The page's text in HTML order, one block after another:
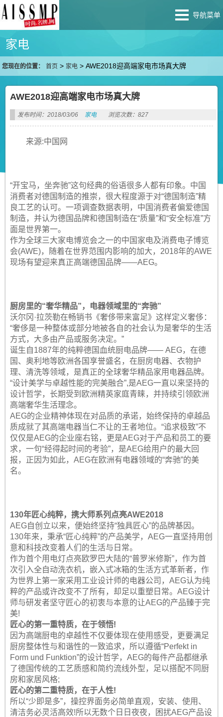
导航菜单
家电
您现在的位置： 首页 > 家电 >AWE2018迎高端家电市场真大牌
AWE2018迎高端家电市场真大牌
发布时间：2018/03/06 家电 浏览次数：827
来源:中国网
“开宝马，坐奔驰”这句经典的俗语很多人都有印象。中国
消费者对德国制造的推崇，很大程度源于对“德国制造”精
良工艺的认可。一项调查数据表明，中国消费者偏爱德国
制造，并认为德国品牌和德国制造在“质量”和“安全标准”方
面是世界第一。
作为全球三大家电博览会之一的中国家电及消费电子博览
会(AWE)，随着在世界范围内影响的加大，2018年的AWE
现场有望迎来真正高端德国品牌——AEG。
厨房里的“奢华精品”，电器领域里的“奔驰”
沃尔冈·拉茨勒在畅销书《奢侈带来富足》这样定义奢侈：
“奢侈是一种整体或部分地被各自的社会认为是奢华的生活
方式，大多由产品或服务决定。”
诞生自1887年的纯粹德国血统厨电品牌—— AEG，在德
国、奥利地等欧洲各国享誉盛名，在厨房电器、衣物护
理、清洗等领域，是真正的全球奢华精品家用电器品牌。
“设计美学与卓越性能的完美融合”,是AEG一直以来坚持的
设计哲学，长期受到欧洲精英家庭青睐，并持续引领欧洲
高端奢华生活理念。
AEG的企业精神体现在对品质的承诺，始终保持的卓越品
质成就了其高端电器当仁不让的王者地位。“追求极致”不
仅仅是AEG的企业座右铭，更是AEG对于产品和员工的要
求，一句“经得起时间的考验”，是AEG给用户的最大回
报，正因为如此，AEG在欧洲有电器领域的“奔驰”的美
名。
130年匠心纯粹，携大师系列点亮AWE2018
AEG自创立以来，便始终坚持“独具匠心”的品牌基因。
130年来，秉承“匠心纯粹”的产品美学，AEG一直坚持用创
意和科技改变着人们的生活与日常。
作为首个用电灯点亮欧罗巴大陆的“普罗米修斯”，作为首
次引入全自动洗衣机，嵌入式冰箱的生活方式革新者，作
为世界上第一家采用工业设计师的电器公司，AEG认为纯
粹的产品或许改变不了所有，却足以重塑日常。AEG设计
师与研发者坚守匠心的初衷与本意的让AEG的产品臻于完
美!
匠心的第一重特质，在于领悟!
因为高端厨电的卓越性不仅要体现在使用感受，更要满足
厨房整体性与和谐性的一致追求，所以遵循“Perfekt in
Form und Funktion”的设计哲学，AEG的每件产品都继承
了德国传统的工艺质感和简约流线外型，足以搭配不同厨
房和家居风格;
匠心的第二重特质，在于人性!
所以“少即是多”，操控界面务必简单直观，安装、使用、
清洁务必灵活高效!所以无数个日日夜夜，困扰AEG产品设